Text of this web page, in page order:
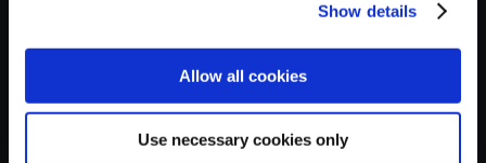
Show details
Allow all cookies
Use necessary cookies only
判 -成歩堂龍...
裁判 ピアノ....
オリジナル...